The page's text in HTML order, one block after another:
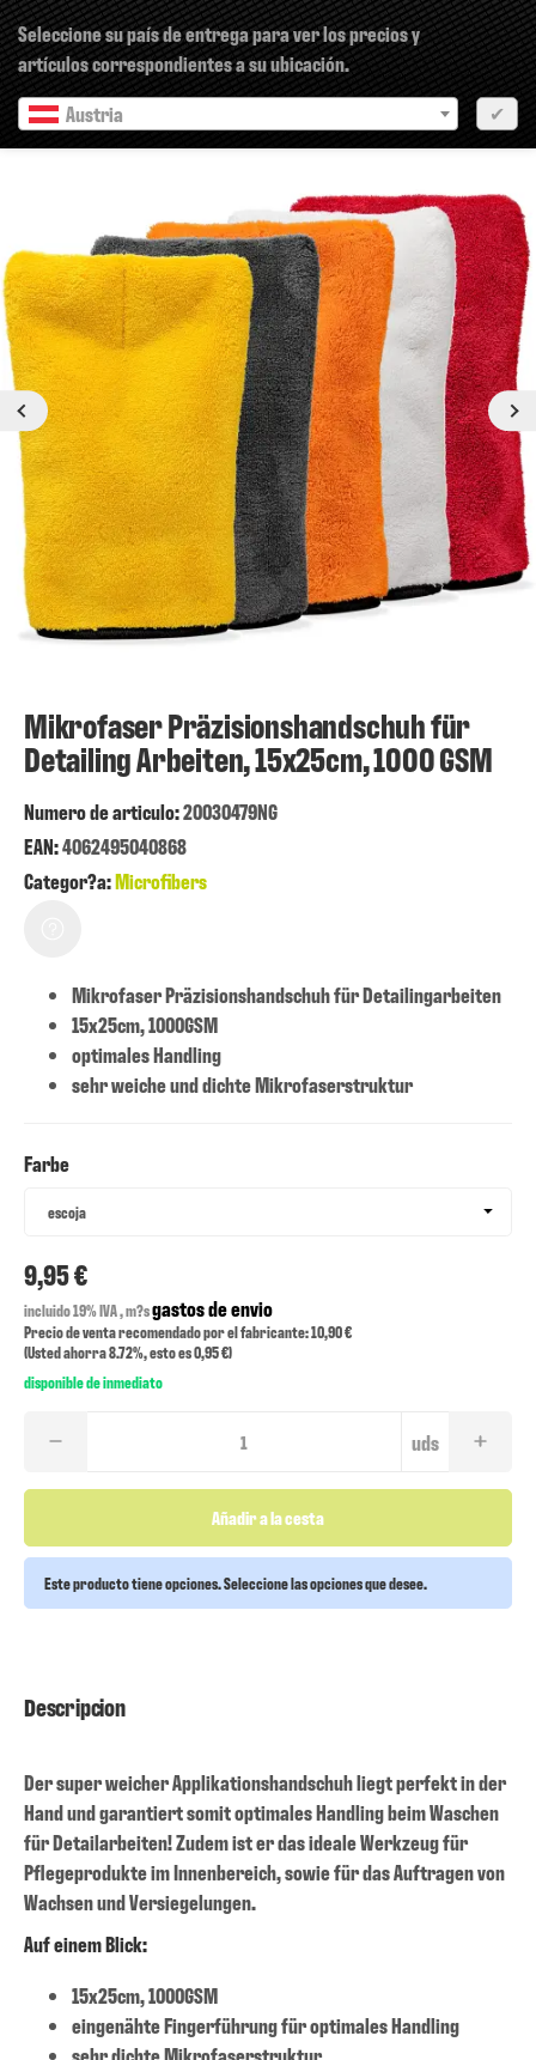
Seleccione su país de entrega para ver los precios y
artículos correspondientes a su ubicación.
Austria
✔
Anterior siguiente
Mikrofaser Präzisionshandschuh für
Detailing Arbeiten, 15x25cm, 1000 GSM
Numero de articulo:20030479NG
EAN:4062495040868
Categor?a:Microfibers
Mikrofaser Präzisionshandschuh für Detailingarbeiten
15x25cm, 1000GSM
optimales Handling
sehr weiche und dichte Mikrofaserstruktur
Farbe
escoja
9,95 €
incluido 19% IVA , m?sgastos de envio
Precio de venta recomendado por el fabricante: 10,90 €
(Usted ahorra8.72%, esto es0,95 €)
disponible de inmediato
uds
Añadir a la cesta
Este producto tiene opciones. Seleccione las opciones que desee.
Descripcion
Der super weicher Applikationshandschuh liegt perfekt in der
Hand und garantiert somit optimales Handling beim Waschen
für Detailarbeiten! Zudem ist er das ideale Werkzeug für
Pflegeprodukte im Innenbereich, sowie für das Auftragen von
Wachsen und Versiegelungen.
Auf einem Blick:
15x25cm, 1000GSM
eingenähte Fingerführung für optimales Handling
sehr dichte Mikrofaserstruktur